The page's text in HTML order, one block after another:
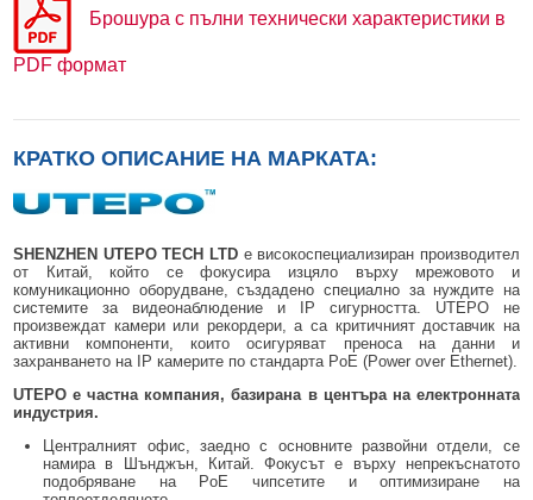
Брошура с пълни технически характеристики в
PDF формат
КРАТКО ОПИСАНИЕ НА МАРКАТА:
SHENZHEN UTEPO TECH LTDе високоспециализиран производител
от Китай, който се фокусира изцяло върху мрежовото и
комуникационно оборудване, създадено специално за нуждите на
системите за видеонаблюдение и IP сигурността. UTEPO не
произвеждат камери или рекордери, а са критичният доставчик на
активни компоненти, които осигуряват преноса на данни и
захранването на IP камерите по стандарта PoE (Power over Ethernet).
UTEPO е частна компания, базирана в центъра на електронната
индустрия.
Централният офис, заедно с основните развойни отдели, се
намира в Шънджън, Китай. Фокусът е върху непрекъснатото
подобряване на PoE чипсетите и оптимизиране на